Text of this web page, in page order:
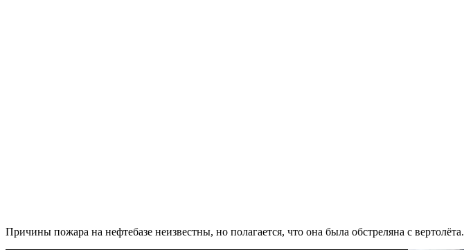
Причины пожара на нефтебазе неизвестны, но полагается, что она была обстреляна с вертолёта.